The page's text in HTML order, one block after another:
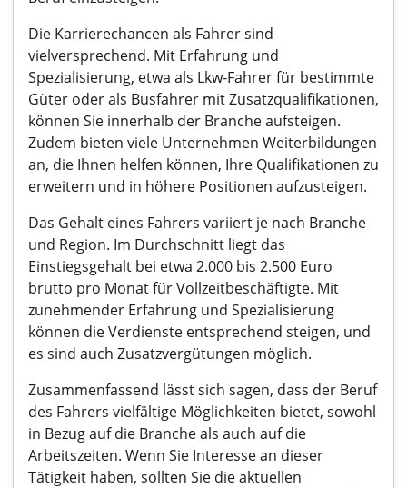
Die Karrierechancen als Fahrer sind
vielversprechend. Mit Erfahrung und
Spezialisierung, etwa als Lkw-Fahrer für bestimmte
Güter oder als Busfahrer mit Zusatzqualifikationen,
können Sie innerhalb der Branche aufsteigen.
Zudem bieten viele Unternehmen Weiterbildungen
an, die Ihnen helfen können, Ihre Qualifikationen zu
erweitern und in höhere Positionen aufzusteigen.
Das Gehalt eines Fahrers variiert je nach Branche
und Region. Im Durchschnitt liegt das
Einstiegsgehalt bei etwa 2.000 bis 2.500 Euro
brutto pro Monat für Vollzeitbeschäftigte. Mit
zunehmender Erfahrung und Spezialisierung
können die Verdienste entsprechend steigen, und
es sind auch Zusatzvergütungen möglich.
Zusammenfassend lässt sich sagen, dass der Beruf
des Fahrers vielfältige Möglichkeiten bietet, sowohl
in Bezug auf die Branche als auch auf die
Arbeitszeiten. Wenn Sie Interesse an dieser
Tätigkeit haben, sollten Sie die aktuellen